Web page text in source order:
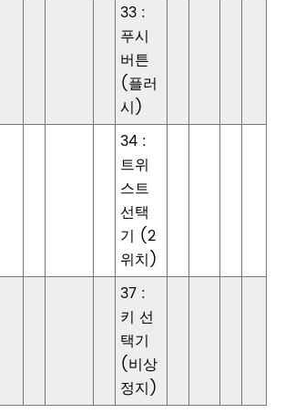
33 :
푸시
버튼
(플러
시)
34 :
트위
스트
선택
기 (2
위치)
37 :
키 선
택기
(비상
정지)